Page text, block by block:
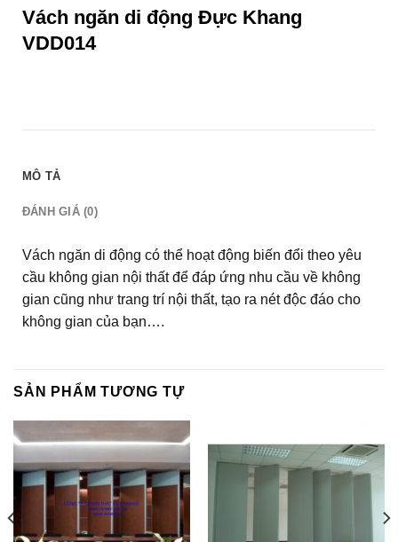
Vách ngăn di động Đực Khang
VDD014
MÔ TẢ
ĐÁNH GIÁ (0)
Vách ngăn di động có thể hoạt động biến đổi theo yêu
cầu không gian nội thất để đáp ứng nhu cầu về không
gian cũng như trang trí nội thất, tạo ra nét độc đáo cho
không gian của bạn….
SẢN PHẨM TƯƠNG TỰ